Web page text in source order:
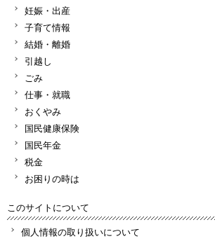
妊娠・出産
子育て情報
結婚・離婚
引越し
ごみ
仕事・就職
おくやみ
国民健康保険
国民年金
税金
お困りの時は
このサイトについて
個人情報の取り扱いについて